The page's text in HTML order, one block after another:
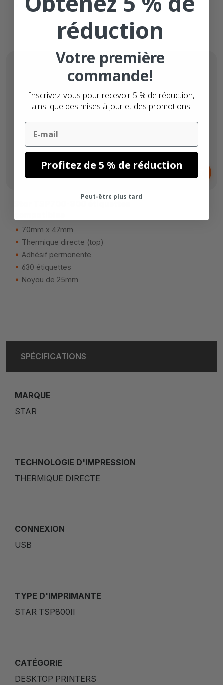
Noyau de 25mm
2,
Star TSP700-800 étiquettes
70mm x 47mm
Thermique directe (top)
Adhésif permanente
630 étiquettes
Noyau de 25mm
SPÉCIFICATIONS
MARQUE
STAR
TECHNOLOGIE D'IMPRESSION
THERMIQUE DIRECTE
CONNEXION
USB
TYPE D'IMPRIMANTE
STAR TSP800II
CATÉGORIE
DESKTOP PRINTERS
réduction
Votre première
commande!
Inscrivez-vous pour recevoir 5 % de réduction,
ainsi que des mises à jour et des promotions.
Email
Profitez de 5 % de réduction
Peut-être plus tard